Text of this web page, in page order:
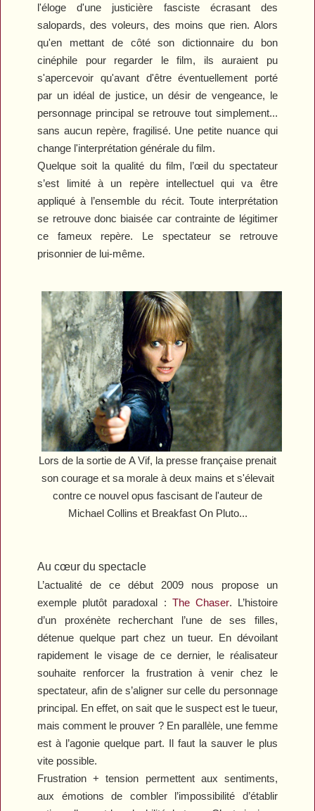
l'éloge d'une justicière fasciste écrasant des
salopards, des voleurs, des moins que rien. Alors
qu'en mettant de côté son dictionnaire du bon
cinéphile pour regarder le film, ils auraient pu
s'apercevoir qu'avant d'être éventuellement porté
par un idéal de justice, un désir de vengeance, le
personnage principal se retrouve tout simplement...
sans aucun repère, fragilisé. Une petite nuance qui
change l'interprétation générale du film.
Quelque soit la qualité du film, l’œil du spectateur
s’est limité à un repère intellectuel qui va être
appliqué à l’ensemble du récit. Toute interprétation
se retrouve donc biaisée car contrainte de légitimer
ce fameux repère. Le spectateur se retrouve
prisonnier de lui-même.
Lors de la sortie de A Vif, la presse française prenait
son courage et sa morale à deux mains et s'élevait
contre ce nouvel opus fascisant de l'auteur de
Michael Collins et Breakfast On Pluto...
Au cœur du spectacle
L’actualité de ce début 2009 nous propose un
exemple plutôt paradoxal : The Chaser. L’histoire
d’un proxénète recherchant l’une de ses filles,
détenue quelque part chez un tueur. En dévoilant
rapidement le visage de ce dernier, le réalisateur
souhaite renforcer la frustration à venir chez le
spectateur, afin de s’aligner sur celle du personnage
principal. En effet, on sait que le suspect est le tueur,
mais comment le prouver ? En parallèle, une femme
est à l’agonie quelque part. Il faut la sauver le plus
vite possible.
Frustration + tension permettent aux sentiments,
aux émotions de combler l’impossibilité d’établir